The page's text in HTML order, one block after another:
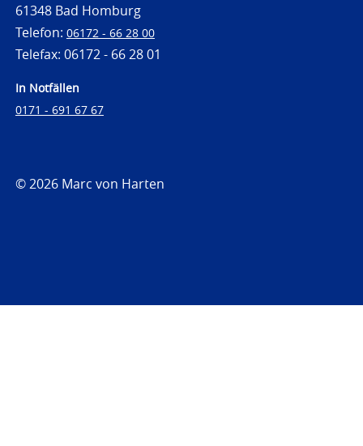
61348 Bad Homburg
Telefon: 06172 - 66 28 00
Telefax: 06172 - 66 28 01
In Notfällen
0171 - 691 67 67
© 2026 Marc von Harten